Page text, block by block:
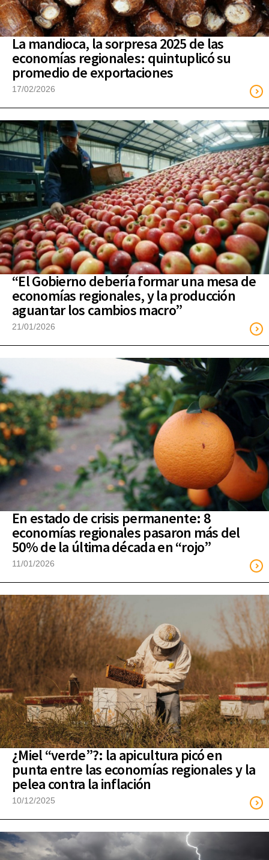
La mandioca, la sorpresa 2025 de las
economías regionales: quintuplicó su
promedio de exportaciones
17/02/2026
“El Gobierno debería formar una mesa de
economías regionales, y la producción
aguantar los cambios macro”
21/01/2026
En estado de crisis permanente: 8
economías regionales pasaron más del
50% de la última década en “rojo”
11/01/2026
¿Miel “verde”?: la apicultura picó en
punta entre las economías regionales y la
pelea contra la inflación
10/12/2025